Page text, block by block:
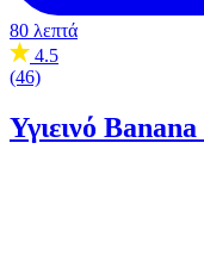
80 λεπτά
4.5
(46)
Υγιεινό